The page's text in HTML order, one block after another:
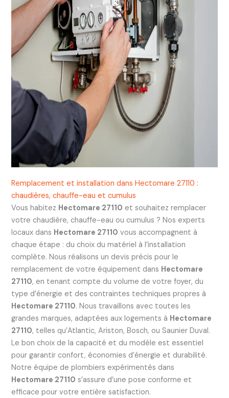
Remplacement et installation dans Hectomare 27110 :
chaudières, chauffe-eau et cumulus
Vous habitez Hectomare 27110 et souhaitez remplacer
votre chaudière, chauffe-eau ou cumulus ? Nos experts
locaux dans Hectomare 27110 vous accompagnent à
chaque étape : du choix du matériel à l’installation
complète. Nous réalisons un devis précis pour le
remplacement de votre équipement dans Hectomare
27110, en tenant compte du volume de votre foyer, du
type d’énergie et des contraintes techniques propres à
Hectomare 27110. Nous travaillons avec toutes les
grandes marques, adaptées aux logements à Hectomare
27110, telles qu’Atlantic, Ariston, Bosch, ou Saunier Duval.
Le bon choix de la capacité et du modèle est essentiel
pour garantir confort, économies d’énergie et durabilité.
Notre équipe de plombiers expérimentés dans
Hectomare 27110 s’assure d’une pose conforme et
efficace pour votre entière satisfaction.